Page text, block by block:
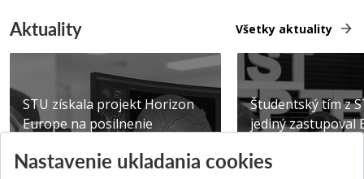
Aktuality Všetky aktuality
STU získala projekt Horizon
Europe na posilnenie
Publikované 31.07.2026
Študentský tím z
jediný zastupoval
Publikované
Nastavenie ukladania cookies